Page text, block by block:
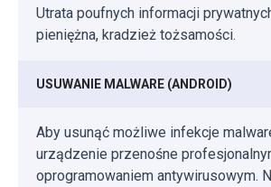
Utrata poufnych informacji
pieniężna, kradzież tożsamości.
USUWANIE MALWARE (ANDROID)
Aby usunąć możliwe infekcje
urządzenie przenośne
oprogramowaniem antywirusowym.